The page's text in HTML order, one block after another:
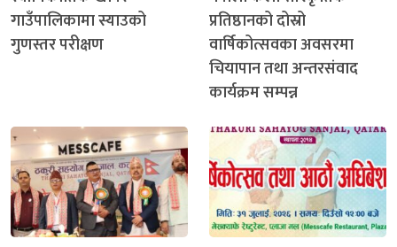
गाउँपालिकामा स्याउको
गुणस्तर परीक्षण
प्रतिष्ठानको दोस्रो
वार्षिकोत्सवका अवसरमा
चियापान तथा अन्तरसंवाद
कार्यक्रम सम्पन्न